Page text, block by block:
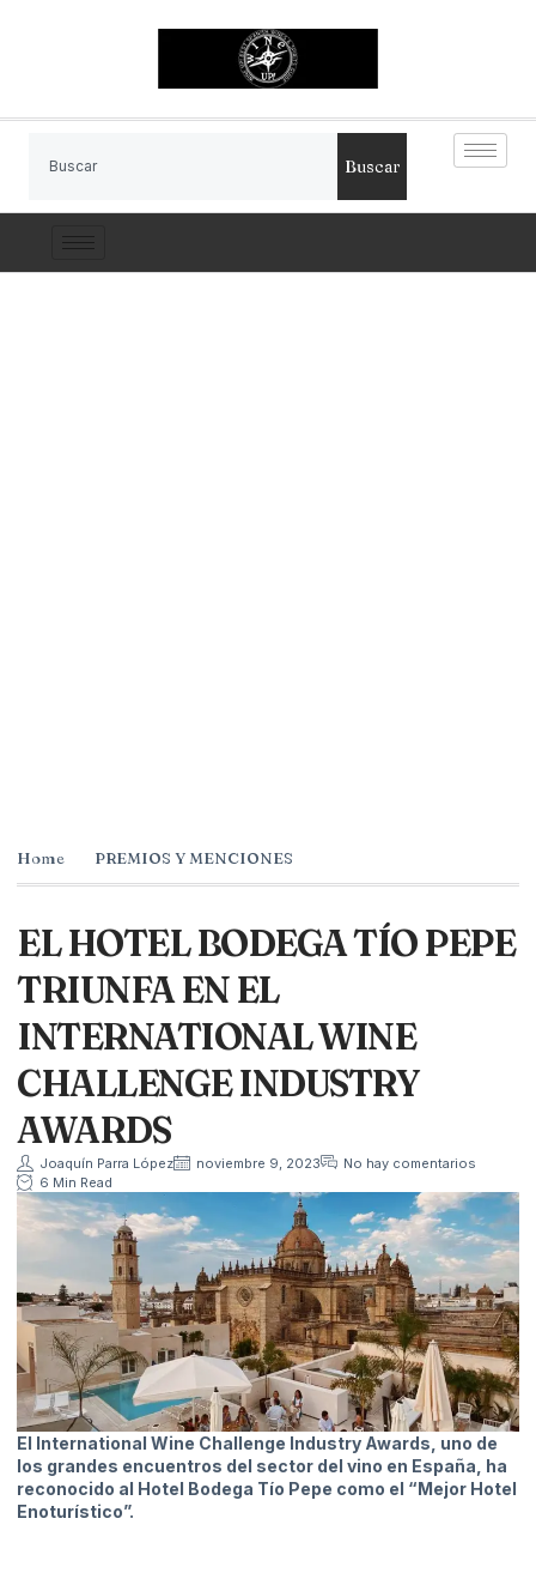
Buscar
Home PREMIOS Y MENCIONES
EL HOTEL BODEGA TÍO PEPE
TRIUNFA EN EL
INTERNATIONAL WINE
CHALLENGE INDUSTRY
AWARDS
Joaquín Parra López noviembre 9, 2023
No hay comentarios
6 Min Read
El International Wine Challenge Industry Awards, uno de
los grandes encuentros del sector del vino en España, ha
reconocido al Hotel Bodega Tío Pepe como el “Mejor Hotel
Enoturístico”.